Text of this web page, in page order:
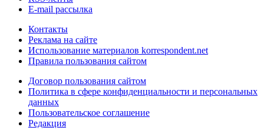
E-mail рассылка
Контакты
Реклама на сайте
Использование материалов korrespondent.net
Правила пользования сайтом
Договор пользования сайтом
Политика в сфере конфиденциальности и персональных
данных
Пользовательское соглашение
Редакция